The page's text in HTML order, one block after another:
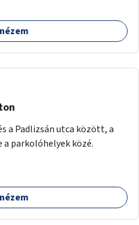
a Padlizsán utca között, a
parkolóhelyek közé.